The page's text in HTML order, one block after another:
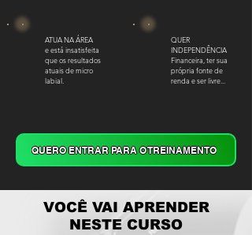
ATUA NA ÁREA
e está insatisfeita
que os resultados
atuais de micro
labial.
QUER
INDEPENDÊNCIA
Financeira, ter sua
própria fonte de
renda e ser livre...
QUERO ENTRAR PARA O TREINAMENTO
VOCÊ VAI APRENDER
NESTE CURSO